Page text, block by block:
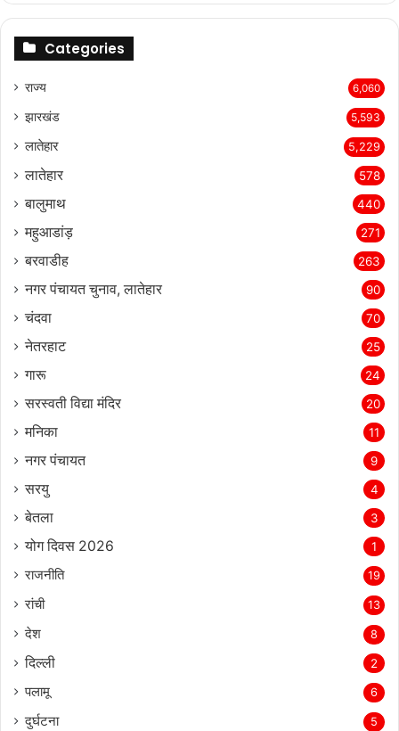
Categories
राज्‍य 6,060
झारखंड 5,593
लातेहार 5,229
लातेहार 578
बालुमाथ 440
महुआडांड़ 271
बरवाडीह 263
नगर पंचायत चुनाव, लातेहार 90
चंदवा 70
नेतरहाट 25
गारू 24
सरस्‍वती विद्या मंदिर 20
मनिका 11
नगर पंचायत 9
सरयु 4
बेतला 3
योग दिवस 2026 1
राजनीति 19
रांची 13
देश 8
दिल्‍ली 2
पलामू 6
दुर्घटना 5